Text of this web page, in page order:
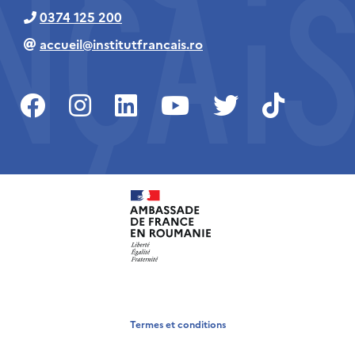
0374 125 200
accueil@institutfrancais.ro
Termes et conditions